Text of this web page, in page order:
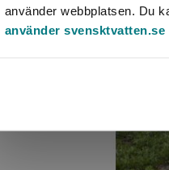
använder webbplatsen. Du
använder svensktvatten.se